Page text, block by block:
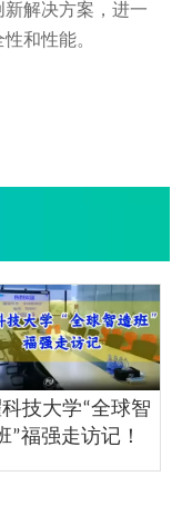
解决方案，进一
和性能。
技大学“全球智
”福强走访记！